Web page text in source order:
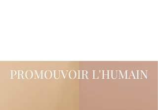
PROMOUVOIR L'HUMAIN